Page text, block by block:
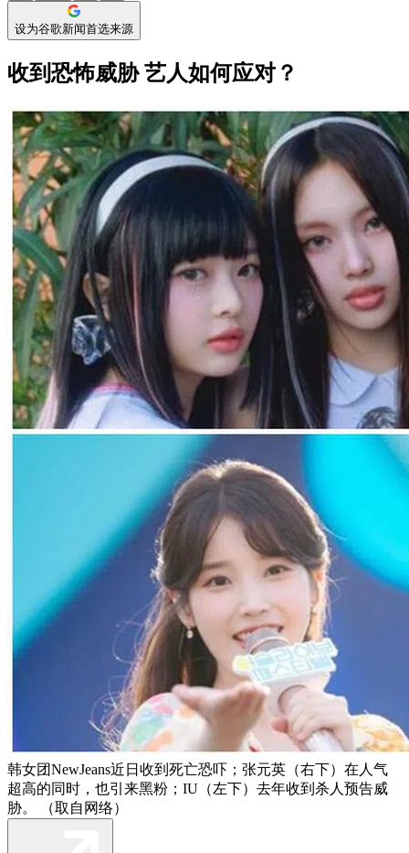
设为谷歌新闻首选来源
收到恐怖威胁 艺人如何应对？
韩女团NewJeans近日收到死亡恐吓；张元英（右下）在人气
超高的同时，也引来黑粉；IU（左下）去年收到杀人预告威
胁。 （取自网络）